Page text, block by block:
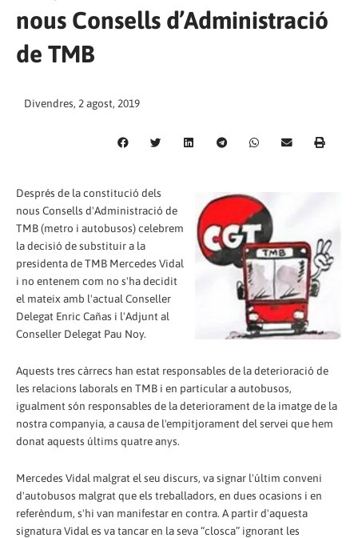
nous Consells d’Administració
de TMB
Divendres, 2 agost, 2019
Després de la constitució dels
nous Consells d'Administració de
TMB (metro i autobusos) celebrem
la decisió de substituir a la
presidenta de TMB Mercedes Vidal
i no entenem com no s'ha decidit
el mateix amb l'actual Conseller
Delegat Enric Cañas i l'Adjunt al
Conseller Delegat Pau Noy.
Aquests tres càrrecs han estat responsables de la deterioració de
les relacions laborals en TMB i en particular a autobusos,
igualment són responsables de la deteriorament de la imatge de la
nostra companyia, a causa de l'empitjorament del servei que hem
donat aquests últims quatre anys.
Mercedes Vidal malgrat el seu discurs, va signar l'últim conveni
d'autobusos malgrat que els treballadors, en dues ocasions i en
referèndum, s'hi van manifestar en contra. A partir d'aquesta
signatura Vidal es va tancar en la seva “closca” ignorant les